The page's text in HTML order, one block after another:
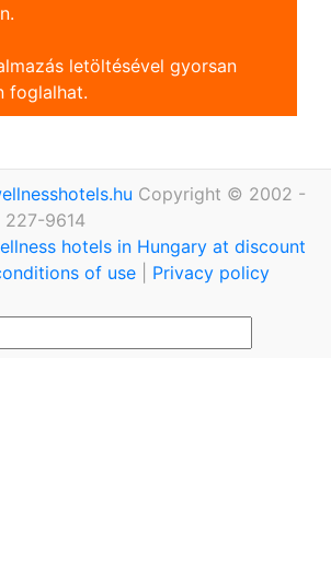
letöltésével gyorsan
foglalhat.
Copyright © 2002 -
227-9614
hotels in Hungary at discount
of use Privacy policy